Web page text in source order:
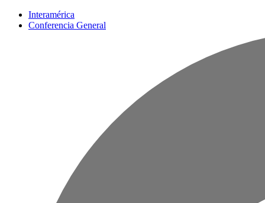
Interamérica
Conferencia General